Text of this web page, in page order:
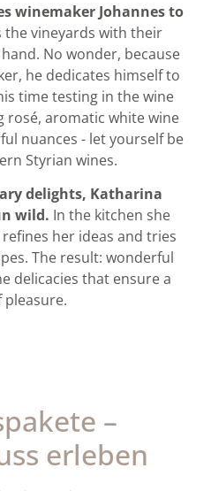
winemaker Johannes to
the vineyards with their
No wonder, because
he dedicates himself to
time testing in the wine
rosé, aromatic white wine
nuances - let yourself be
Styrian wines.
delights, Katharina
wild. In the kitchen she
her ideas and tries
The result: wonderful
delicacies that ensure a
–
erleben